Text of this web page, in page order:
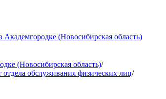
Академгородке (Новосибирская область)
(Новосибирская область)/
обслуживания физических лиц/